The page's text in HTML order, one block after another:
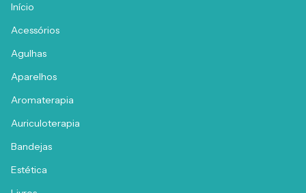
Início
Acessórios
Agulhas
Aparelhos
Aromaterapia
Auriculoterapia
Bandejas
Estética